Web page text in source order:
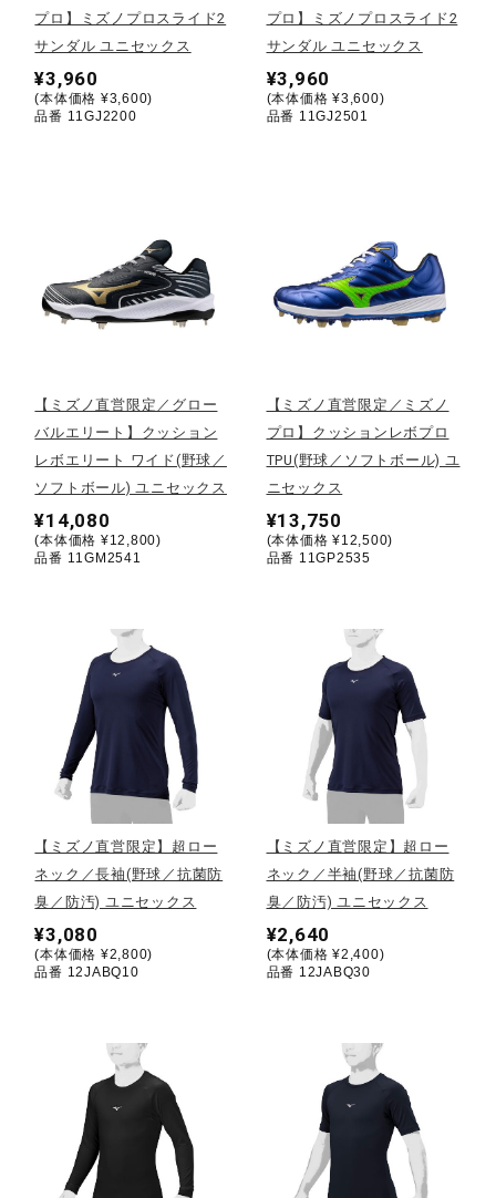
ゴルフ
テニス／ソフトテニス
陸上競技
卓球
柔道
ウィンタースポーツ
ワーキング
ウォーキングシューズ
インナー
寝具／ミズノスリープ
プロ】ミズノプロスライド2
サンダル ユニセックス
¥3,960
(本体価格 ¥3,600)
品番 11GJ2200
プロ】ミズノプロスライド2
サンダル ユニセックス
¥3,960
(本体価格 ¥3,600)
品番 11GJ2501
【ミズノ直営限定／グロー
バルエリート】クッション
レボエリート ワイド(野球／
ソフトボール) ユニセックス
¥14,080
(本体価格 ¥12,800)
品番 11GM2541
【ミズノ直営限定／ミズノ
プロ】クッションレボプロ
TPU(野球／ソフトボール) ユ
ニセックス
¥13,750
(本体価格 ¥12,500)
品番 11GP2535
【ミズノ直営限定】超ロー
ネック／長袖(野球／抗菌防
臭／防汚) ユニセックス
¥3,080
(本体価格 ¥2,800)
品番 12JABQ10
【ミズノ直営限定】超ロー
ネック／半袖(野球／抗菌防
臭／防汚) ユニセックス
¥2,640
(本体価格 ¥2,400)
品番 12JABQ30